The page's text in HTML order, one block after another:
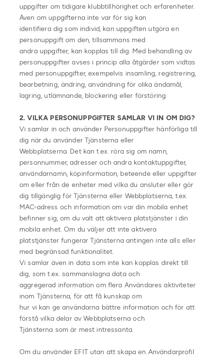
uppgifter om tidigare klubbtillhörighet och erfarenheter.
Även om uppgifterna inte var för sig kan
identifiera dig som individ, kan uppgiften utgöra en
personuppgift om den, tillsammans med
andra uppgifter, kan kopplas till dig. Med behandling av
personuppgifter avses i princip alla åtgärder som vidtas
med personuppgifter, exempelvis insamling, registrering,
bearbetning, ändring, användning för olika ändamål,
lagring, utlämnande, blockering eller förstöring.
2. VILKA PERSONUPPGIFTER SAMLAR VI IN OM DIG?
Vi samlar in och använder Personuppgifter hänförliga till
dig när du använder Tjänsterna eller
Webbplatserna. Det kan t.ex. röra sig om namn,
personnummer, adresser och andra kontaktuppgifter,
användarnamn, köpinformation, beteende eller uppgifter
om eller från de enheter med vilka du ansluter eller gör
dig tillgänglig för Tjänsterna eller Webbplatserna, t.ex.
MAC-adress och information om var din mobila enhet
befinner sig, om du valt att aktivera platstjänster i din
mobila enhet. Om du väljer att inte aktivera
platstjänster fungerar Tjänsterna antingen inte alls eller
med begränsad funktionalitet.
Vi samlar även in data som inte kan kopplas direkt till
dig, som t.ex. sammanslagna data och
aggregerad information om flera Användares aktiviteter
inom Tjänsterna, för att få kunskap om
hur vi kan ge användarna bättre information och för att
förstå vilka delar av Webbplatserna och
Tjänsterna som är mest intressanta.
Om du använder EFIT utan att skapa en Användarprofil